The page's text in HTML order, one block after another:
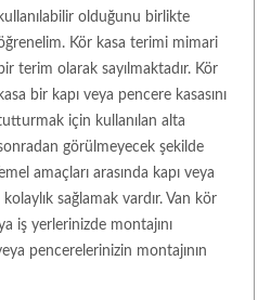
kullanılabilir olduğunu birlikte
Kör kasa terimi mimari
bir terim olarak sayılmaktadır. Kör
kasa bir kapı veya pencere kasasını
için kullanılan alta
görülmeyecek şekilde
amaçları arasında kapı veya
sağlamak vardır. Van kör
iş yerlerinizde montajını
pencerelerinizin montajının